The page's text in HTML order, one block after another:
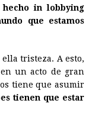
in lobbying
que estamos
tristeza. A esto,
un acto de gran
tiene que asumir
tienen que estar